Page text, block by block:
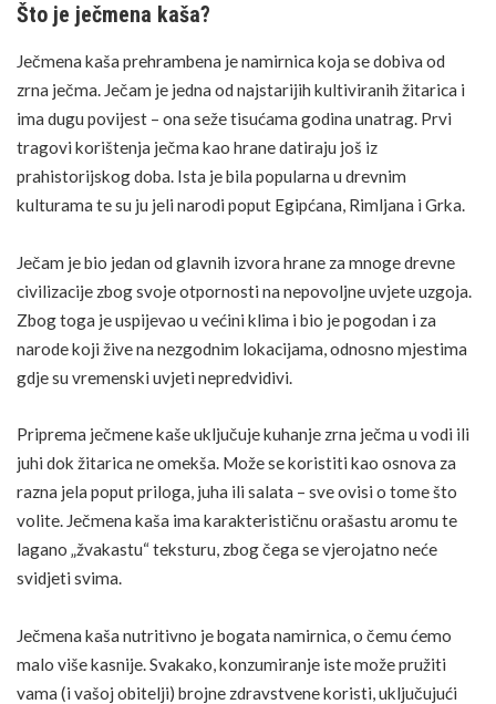
Što je ječmena kaša?
Ječmena kaša prehrambena je namirnica koja se dobiva od
zrna ječma. Ječam je jedna od najstarijih kultiviranih žitarica i
ima dugu povijest – ona seže tisućama godina unatrag. Prvi
tragovi korištenja ječma kao hrane datiraju još iz
prahistorijskog doba. Ista je bila popularna u drevnim
kulturama te su ju jeli narodi poput Egipćana, Rimljana i Grka.
Ječam je bio jedan od glavnih izvora hrane za mnoge drevne
civilizacije zbog svoje otpornosti na nepovoljne uvjete uzgoja.
Zbog toga je uspijevao u većini klima i bio je pogodan i za
narode koji žive na nezgodnim lokacijama, odnosno mjestima
gdje su vremenski uvjeti nepredvidivi.
Priprema ječmene kaše uključuje kuhanje zrna ječma u vodi ili
juhi dok žitarica ne omekša. Može se koristiti kao osnova za
razna jela poput priloga, juha ili salata – sve ovisi o tome što
volite. Ječmena kaša ima karakterističnu orašastu aromu te
lagano „žvakastu“ teksturu, zbog čega se vjerojatno neće
svidjeti svima.
Ječmena kaša nutritivno je bogata namirnica, o čemu ćemo
malo više kasnije. Svakako, konzumiranje iste može pružiti
vama (i vašoj obitelji) brojne zdravstvene koristi, uključujući